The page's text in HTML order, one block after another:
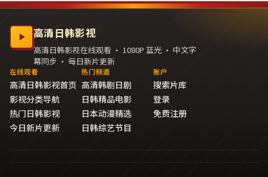
高清日韩影视
高清日韩影视在线观看 · 1080P 蓝光 · 中文字
幕同步 · 每日新片更新
在线观看
高清日韩影视首页
影视分类导航
热门日韩影视
今日新片更新
热门频道
高清韩剧日剧
日韩精品电影
日本动漫精选
日韩综艺节目
账户
搜索片库
登录
免费注册